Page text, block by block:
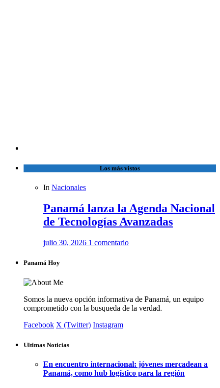
Los más vistos
In Nacionales
Panamá lanza la Agenda Nacional
de Tecnologías Avanzadas
julio 30, 2026 1 comentario
Panamá Hoy
Somos la nueva opción informativa de Panamá, un equipo
comprometido con la busqueda de la verdad.
Facebook X (Twitter) Instagram
Ultimas Noticias
En encuentro internacional: jóvenes mercadean a
Panamá, como hub logístico para la región